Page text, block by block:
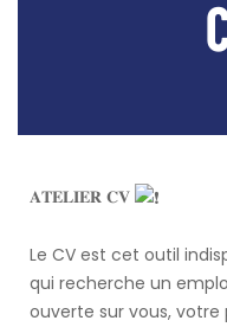
𝐀𝐓𝐄𝐋𝐈𝐄𝐑 𝐂𝐕
Le CV est cet outil
qui recherche un
ouverte sur vous,